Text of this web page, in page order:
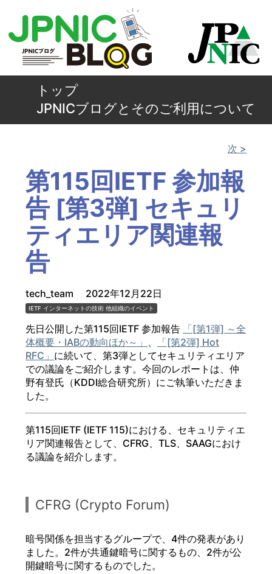
トップ
JPNICブログとそのご利用について
次 >
第115回IETF 参加報
告 [第3弾] セキュリ
ティエリア関連報
告
tech_team 2022年12月22日
IETF インターネットの技術 他組織のイベント
先日公開した第115回IETF 参加報告
「[第1弾] ～全
体概要・IABの動向ほか～」 、
「[第2弾] Hot
RFC」 に続いて、第3弾としてセキュリティエリア
での議論をご紹介します。今回のレポートは、仲
野有登氏（KDDI総合研究所）にご執筆いただきま
した。
第115回IETF (IETF 115)における、セキュリティエ
リア関連報告として、CFRG、TLS、SAAGにおけ
る議論を紹介します。
CFRG (Crypto Forum)
暗号関係を担当するグループで、4件の発表があり
ました。2件が共通鍵暗号に関するもの、2件が公
開鍵暗号に関するものでした。